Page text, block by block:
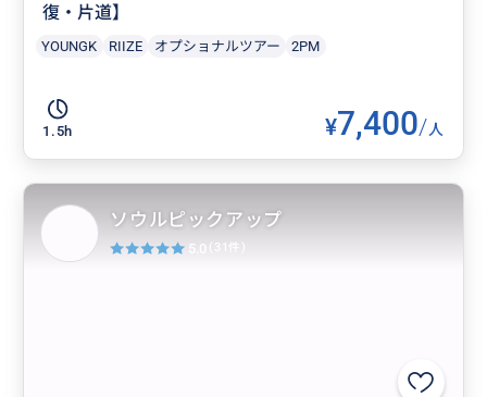
復・片道】
YOUNGK RIIZE オプショナルツアー 2PM
1.5h ¥7,400/人
ソウルピックアップ
5.0 (31件)